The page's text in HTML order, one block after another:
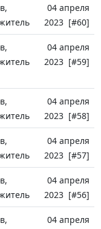
04 апреля
2023 [#60]
04 апреля
2023 [#59]
04 апреля
2023 [#58]
04 апреля
2023 [#57]
04 апреля
2023 [#56]
04 апреля